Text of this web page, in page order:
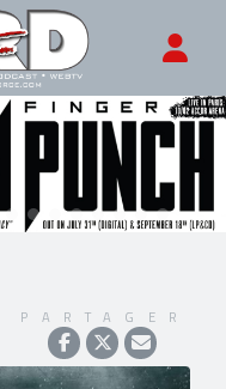
PARTAGER